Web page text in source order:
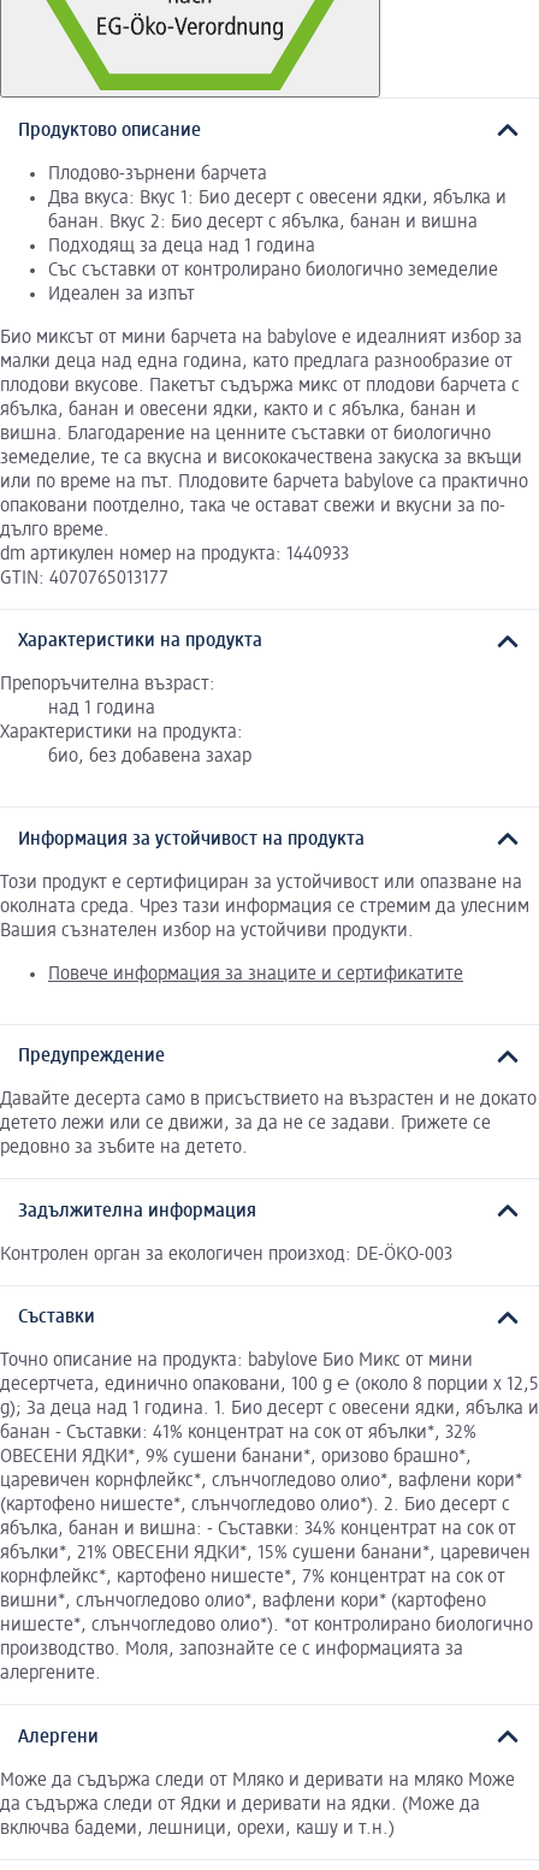
Продуктово описание
Плодово-зърнени барчета
Два вкуса: Вкус 1: Био десерт с овесени ядки, ябълка и
банан. Вкус 2: Био десерт с ябълка, банан и вишна
Подходящ за деца над 1 година
Със съставки от контролирано биологично земеделие
Идеален за изпът
Био миксът от мини барчета на babylove е идеалният избор за
малки деца над една година, като предлага разнообразие от
плодови вкусове. Пакетът съдържа микс от плодови барчета с
ябълка, банан и овесени ядки, както и с ябълка, банан и
вишна. Благодарение на ценните съставки от биологично
земеделие, те са вкусна и висококачествена закуска за вкъщи
или по време на път. Плодовите барчета babylove са практично
опаковани поотделно, така че остават свежи и вкусни за по-
дълго време.
dm артикулен номер на продукта: 1440933
GTIN: 4070765013177
Характеристики на продукта
Препоръчителна възраст:
над 1 година
Характеристики на продукта:
био, без добавена захар
Информация за устойчивост на продукта
Този продукт е сертифициран за устойчивост или опазване на
околната среда. Чрез тази информация се стремим да улесним
Вашия съзнателен избор на устойчиви продукти.
Повече информация за знаците и сертификатите
Предупреждение
Давайте десерта само в присъствието на възрастен и не докато
детето лежи или се движи, за да не се задави. Грижете се
редовно за зъбите на детето.
Задължителна информация
Контролен орган за екологичен произход: DE-ÖKO-003
Съставки
Точно описание на продукта: babylove Био Микс от мини
десертчета, единично опаковани, 100 g ℮ (около 8 порции х 12,5
g); За деца над 1 година. 1. Био десерт с овесени ядки, ябълка и
банан - Съставки: 41% концентрат на сок от ябълки*, 32%
ОВЕСЕНИ ЯДКИ*, 9% сушени банани*, оризово брашно*,
царевичен корнфлейкс*, слънчогледово олио*, вафлени кори*
(картофено нишесте*, слънчогледово олио*). 2. Био десерт с
ябълка, банан и вишна: - Съставки: 34% концентрат на сок от
ябълки*, 21% ОВЕСЕНИ ЯДКИ*, 15% сушени банани*, царевичен
корнфлейкс*, картофено нишесте*, 7% концентрат на сок от
вишни*, слънчогледово олио*, вафлени кори* (картофено
нишесте*, слънчогледово олио*). *от контролирано биологично
производство. Моля, запознайте се с информацията за
алергените.
Алергени
Може да съдържа следи от Мляко и деривати на мляко Може
да съдържа следи от Ядки и деривати на ядки. (Може да
включва бадеми, лешници, орехи, кашу и т.н.)